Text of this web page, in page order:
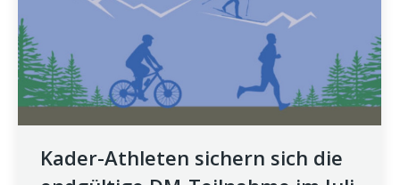
Kader-Athleten sichern sich die